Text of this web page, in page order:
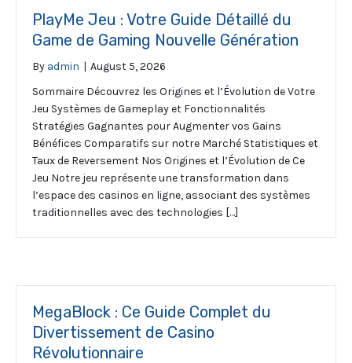
PlayMe Jeu : Votre Guide Détaillé du
Game de Gaming Nouvelle Génération
By admin | August 5, 2026
Sommaire Découvrez les Origines et l’Évolution de Votre
Jeu Systèmes de Gameplay et Fonctionnalités
Stratégies Gagnantes pour Augmenter vos Gains
Bénéfices Comparatifs sur notre Marché Statistiques et
Taux de Reversement Nos Origines et l’Évolution de Ce
Jeu Notre jeu représente une transformation dans
l’espace des casinos en ligne, associant des systèmes
traditionnelles avec des technologies […]
MegaBlock : Ce Guide Complet du
Divertissement de Casino
Révolutionnaire